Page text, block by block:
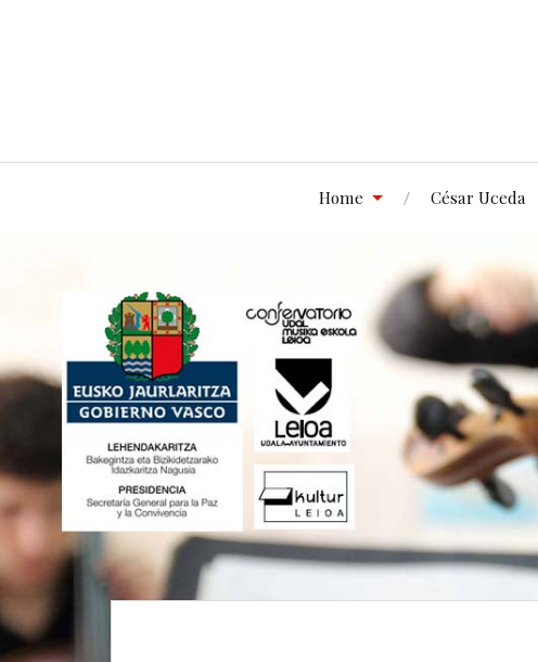
Home César Uceda